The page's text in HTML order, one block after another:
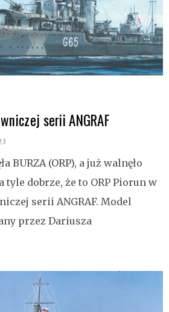
serii ANGRAF
BURZA (ORP), a już walnęło
tyle dobrze, że to ORP Piorun w
serii ANGRAF. Model
przez Dariusza